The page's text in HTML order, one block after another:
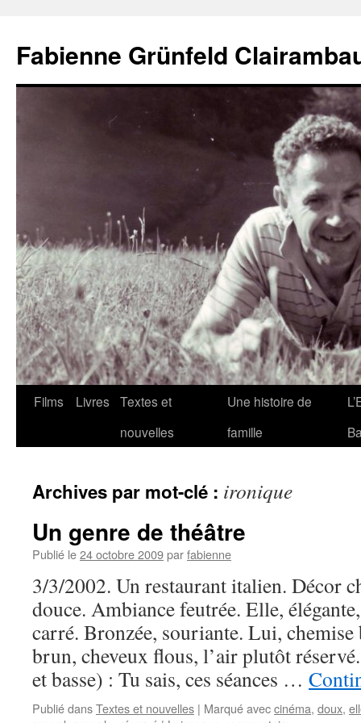
contenu
Fabienne Grünfeld
Films Livres
Textes et
nouvelles
Une histoire de
famille
Archives par mot-clé : ironique
Un genre de théâtre
Publié le24 octobre 2009parfabienne
3/3/2002. Un restaurant italien. Décor
douce. Ambiance feutrée. Elle,
carré. Bronzée, souriante. Lui, chemise
brun, cheveux flous, l’air plutôt
et basse) : Tu sais, ces séances …
Publié dansTextes et nouvelles | Marqué aveccinéma, doux,